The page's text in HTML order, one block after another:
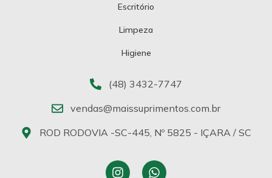
Escritório
Limpeza
Higiene
(48) 3432-7747
vendas@maissuprimentos.com.br
ROD RODOVIA -SC-445, Nº 5825 - IÇARA / SC